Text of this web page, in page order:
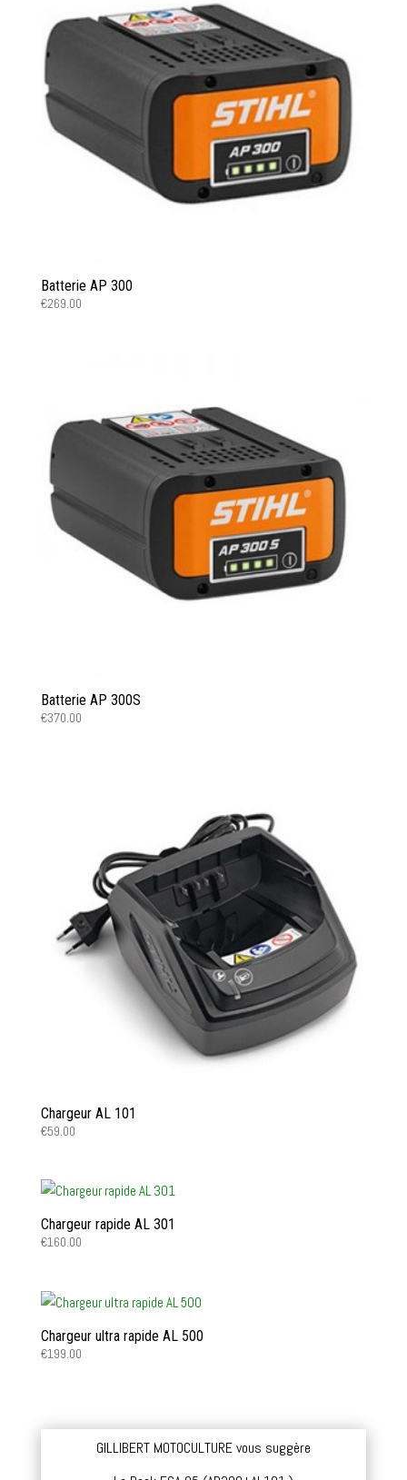
Batterie AP 300
€269.00
Batterie AP 300S
€370.00
Chargeur AL 101
€59.00
Chargeur rapide AL 301
€160.00
Chargeur ultra rapide AL 500
€199.00
GILLIBERT MOTOCULTURE vous suggère